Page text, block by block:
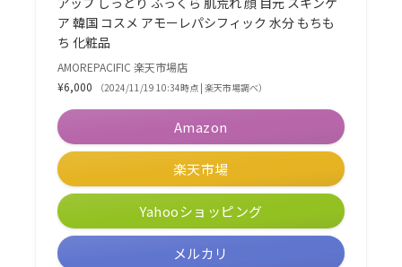
ア 韓国 コスメ アモーレパシフィック 水分 もちも
ち 化粧品
AMOREPACIFIC 楽天市場店
¥6,000
（2024/11/19 10:34時点 | 楽天市場調べ）
Amazon
楽天市場
Yahooショッピング
メルカリ